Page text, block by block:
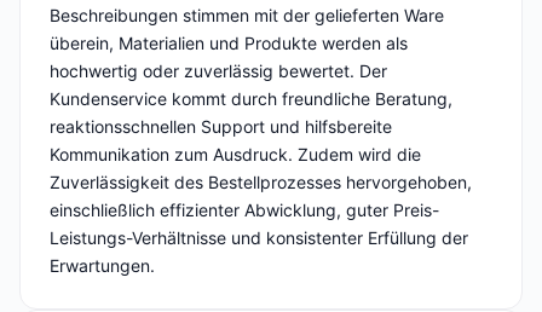
Beschreibungen stimmen mit der gelieferten Ware
überein, Materialien und Produkte werden als
hochwertig oder zuverlässig bewertet. Der
Kundenservice kommt durch freundliche Beratung,
reaktionsschnellen Support und hilfsbereite
Kommunikation zum Ausdruck. Zudem wird die
Zuverlässigkeit des Bestellprozesses hervorgehoben,
einschließlich effizienter Abwicklung, guter Preis-
Leistungs-Verhältnisse und konsistenter Erfüllung der
Erwartungen.